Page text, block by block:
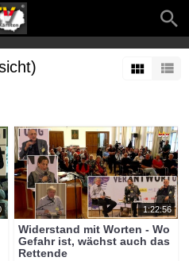
1:22:56
Widerstand mit Worten - Wo
Gefahr ist, wächst auch das
Rettende